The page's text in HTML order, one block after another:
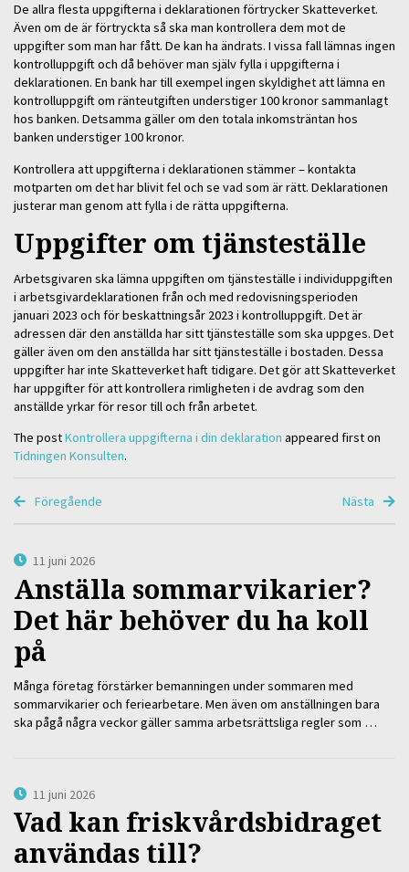
De allra flesta uppgifterna i deklarationen förtrycker Skatteverket.
Även om de är förtryckta så ska man kontrollera dem mot de
uppgifter som man har fått. De kan ha ändrats. I vissa fall lämnas ingen
kontrolluppgift och då behöver man själv fylla i uppgifterna i
deklarationen. En bank har till exempel ingen skyldighet att lämna en
kontrolluppgift om ränteutgiften understiger 100 kronor sammanlagt
hos banken. Detsamma gäller om den totala inkomsträntan hos
banken understiger 100 kronor.
Kontrollera att uppgifterna i deklarationen stämmer – kontakta
motparten om det har blivit fel och se vad som är rätt. Deklarationen
justerar man genom att fylla i de rätta uppgifterna.
Uppgifter om tjänsteställe
Arbetsgivaren ska lämna uppgiften om tjänsteställe i individuppgiften
i arbetsgivardeklarationen från och med redovisningsperioden
januari 2023 och för beskattningsår 2023 i kontrolluppgift. Det är
adressen där den anställda har sitt tjänsteställe som ska uppges. Det
gäller även om den anställda har sitt tjänsteställe i bostaden. Dessa
uppgifter har inte Skatteverket haft tidigare. Det gör att Skatteverket
har uppgifter för att kontrollera rimligheten i de avdrag som den
anställde yrkar för resor till och från arbetet.
The postKontrollera uppgifterna i din deklaration appeared first on
Tidningen Konsulten.
Föregående Nästa
11 juni 2026
Anställa sommarvikarier?
Det här behöver du ha koll
på
Många företag förstärker bemanningen under sommaren med
sommarvikarier och feriearbetare. Men även om anställningen bara
ska pågå några veckor gäller samma arbetsrättsliga regler som …
11 juni 2026
Vad kan friskvårdsbidraget
användas till?